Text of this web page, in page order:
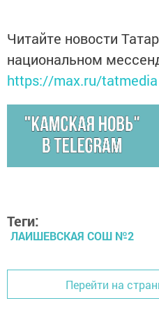
Читайте новости
национальном
https://max.ru/tatmedia
Теги:
ЛАИШЕВСКАЯ СОШ №2
Перейти на